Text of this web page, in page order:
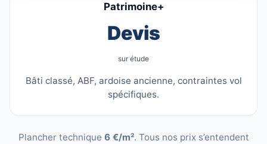
Patrimoine+
Devis
sur étude
Bâti classé, ABF, ardoise ancienne, contraintes vol
spécifiques.
Plancher technique 6 €/m². Tous nos prix s’entendent